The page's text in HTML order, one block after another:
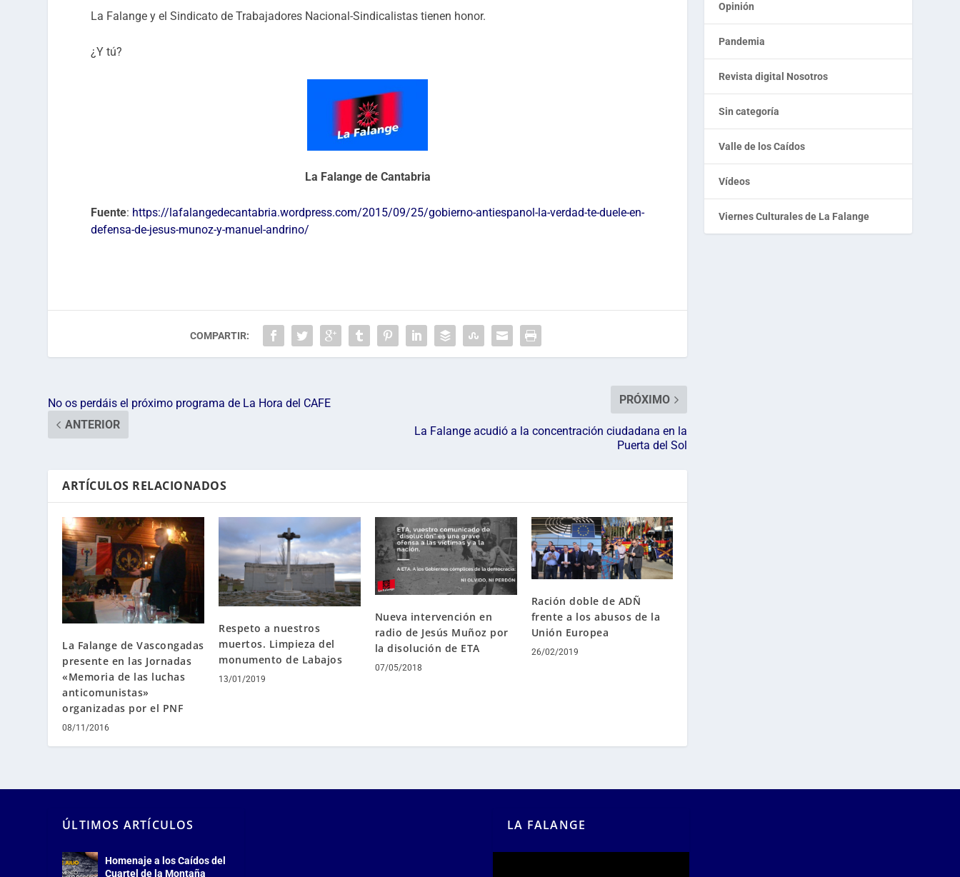
La Falange y el Sindicato de Trabajadores Nacional-Sindicalistas tienen honor.
¿Y tú?
La Falange de Cantabria
Fuente: https://lafalangedecantabria.wordpress.com/2015/09/25/gobierno-antiespanol-la-verdad-te-duele-en-
defensa-de-jesus-munoz-y-manuel-andrino/
COMPARTIR:
No os perdáis el próximo programa de La Hora del CAFE
ANTERIOR
PRÓXIMO
La Falange acudió a la concentración ciudadana en la
Puerta del Sol
ARTÍCULOS RELACIONADOS
La Falange de Vascongadas
presente en las Jornadas
«Memoria de las luchas
anticomunistas»
organizadas por el PNF
08/11/2016
Respeto a nuestros
muertos. Limpieza del
monumento de Labajos
13/01/2019
Nueva intervención en
radio de Jesús Muñoz por
la disolución de ETA
07/05/2018
Ración doble de ADÑ
frente a los abusos de la
Unión Europea
26/02/2019
Opinión
Pandemia
Revista digital Nosotros
Sin categoría
Valle de los Caídos
Vídeos
Viernes Culturales de La Falange
ÚLTIMOS ARTÍCULOS
Homenaje a los Caídos del
Cuartel de la Montaña
LA FALANGE